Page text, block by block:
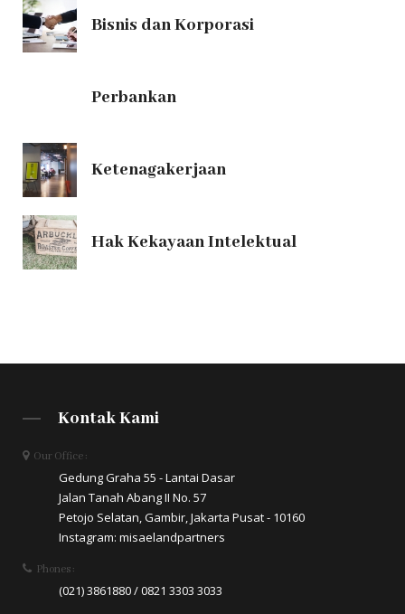
Bisnis dan Korporasi
Perbankan
Ketenagakerjaan
Hak Kekayaan Intelektual
Kontak Kami
Our Office :
Gedung Graha 55 - Lantai Dasar
Jalan Tanah Abang II No. 57
Petojo Selatan, Gambir, Jakarta Pusat - 10160
Instagram: misaelandpartners
Phones :
(021) 3861880 / 0821 3303 3033